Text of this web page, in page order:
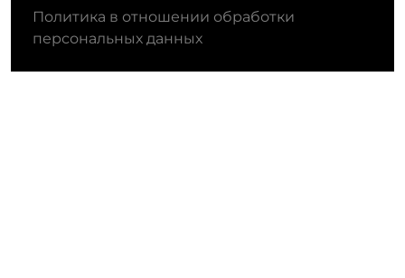
Политика в отношении обработки
персональных данных